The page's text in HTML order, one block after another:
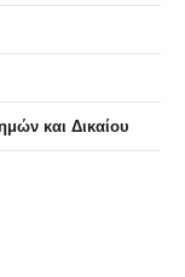
και Δικαίου